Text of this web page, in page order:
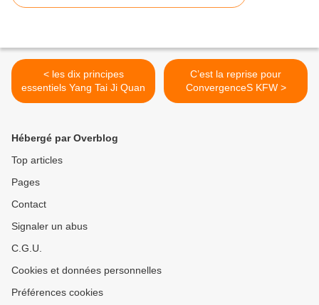
< les dix principes
essentiels Yang Tai Ji Quan
C’est la reprise pour
ConvergenceS KFW >
Hébergé par Overblog
Top articles
Pages
Contact
Signaler un abus
C.G.U.
Cookies et données personnelles
Préférences cookies